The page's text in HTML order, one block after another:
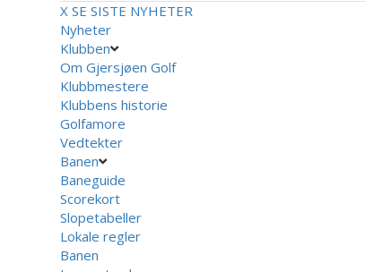
X SE SISTE NYHETER
Nyheter
Klubben
Om Gjersjøen Golf
Klubbmestere
Klubbens historie
Golfamore
Vedtekter
Banen
Baneguide
Scorekort
Slopetabeller
Lokale regler
Banen